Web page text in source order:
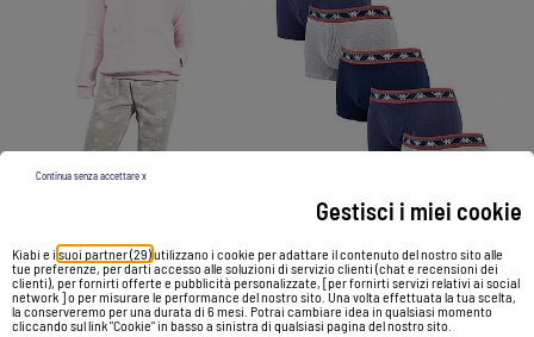
Gestisci i miei cookie
Kiabi e i suoi partner (29)utilizzano i cookie per adattare il contenuto del nostro sito alle
tue preferenze, per darti accesso alle soluzioni di servizio clienti (chat e recensioni dei
clienti), per fornirti offerte e pubblicità personalizzate, [per fornirti servizi relativi ai social
network ] o per misurare le performance del nostro sito. Una volta effettuata la tua scelta,
la conserveremo per una durata di 6 mesi. Potrai cambiare idea in qualsiasi momento
cliccando sul link "Cookie" in basso a sinistra di qualsiasi pagina del nostro sito.
Continua senza accettare x
-50%
Pigiama Donna USHUAIA
-50%